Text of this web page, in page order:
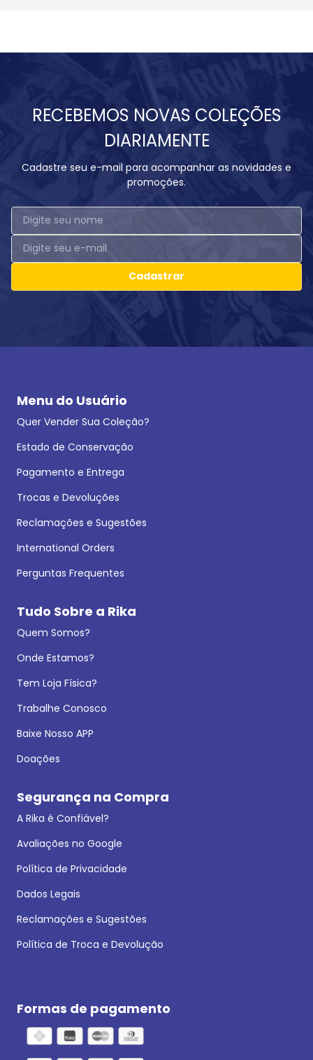
RECEBEMOS NOVAS COLEÇÕES
DIARIAMENTE
Cadastre seu e-mail para acompanhar as novidades e
promoções.
Cadastrar
Menu do Usuário
Quer Vender Sua Coleção?
Estado de Conservação
Pagamento e Entrega
Trocas e Devoluções
Reclamações e Sugestões
International Orders
Perguntas Frequentes
Tudo Sobre a Rika
Quem Somos?
Onde Estamos?
Tem Loja Física?
Trabalhe Conosco
Baixe Nosso APP
Doações
Segurança na Compra
A Rika é Confiável?
Avaliações no Google
Política de Privacidade
Dados Legais
Reclamações e Sugestões
Política de Troca e Devolução
Formas de pagamento